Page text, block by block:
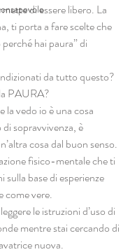
di essere libero. La
ti porta a fare scelte che
hai paura” di
da tutto questo?
PAURA?
la vedo io è una cosa
sopravvivenza, è
cosa dal buon senso.
fisico-mentale che ti
sulla base di esperienze
come vere.
le istruzioni d’uso di
mentre stai cercando di
nuova.